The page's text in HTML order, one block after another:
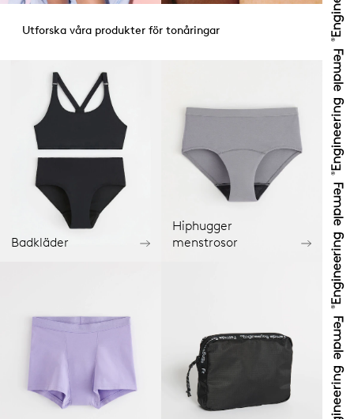
Utforska våra produkter för tonåringar
Badkläder
Hiphugger
menstrosor